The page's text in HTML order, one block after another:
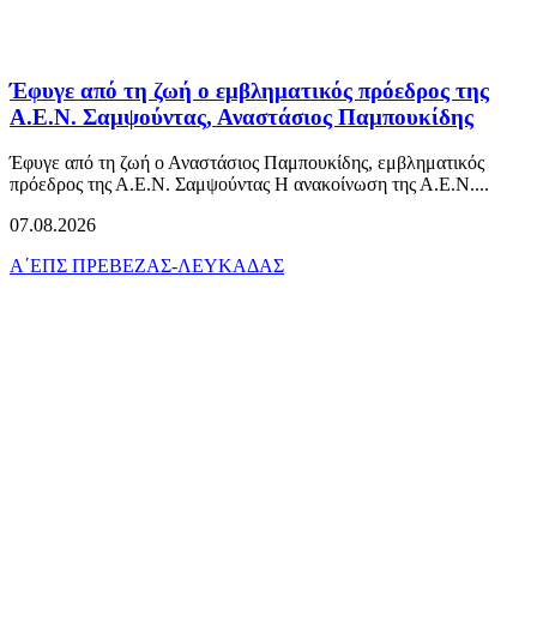
Έφυγε από τη ζωή ο εμβληματικός πρόεδρος της
Α.Ε.Ν. Σαμψούντας, Αναστάσιος Παμπουκίδης
Έφυγε από τη ζωή ο Αναστάσιος Παμπουκίδης, εμβληματικός
πρόεδρος της Α.Ε.Ν. Σαμψούντας Η ανακοίνωση της Α.Ε.Ν....
07.08.2026
Α΄ΕΠΣ ΠΡΕΒΕΖΑΣ-ΛΕΥΚΑΔΑΣ